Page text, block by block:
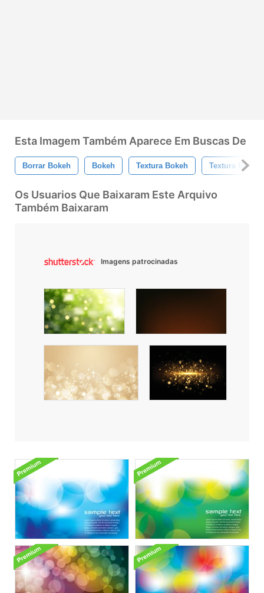
Esta Imagem Também Aparece Em Buscas De
Borrar Bokeh Bokeh Textura Bokeh Textura
Os Usuarios Que Baixaram Este Arquivo
Também Baixaram
Imagens patrocinadas